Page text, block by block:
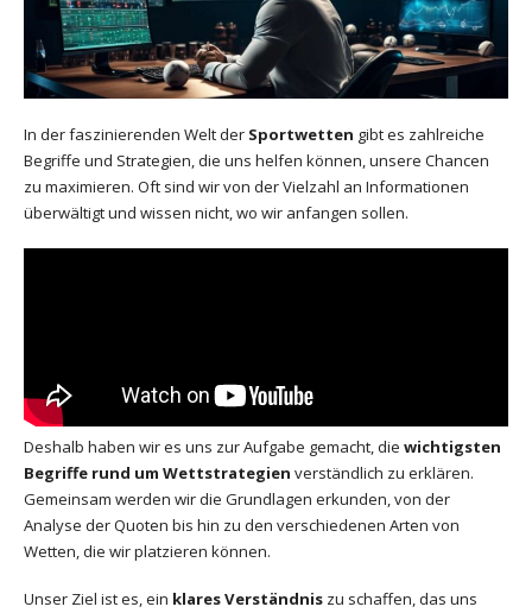
In der faszinierenden Welt der Sportwetten gibt es zahlreiche
Begriffe und Strategien, die uns helfen können, unsere Chancen
zu maximieren. Oft sind wir von der Vielzahl an Informationen
überwältigt und wissen nicht, wo wir anfangen sollen.
Deshalb haben wir es uns zur Aufgabe gemacht, die wichtigsten
Begriffe rund um Wettstrategien verständlich zu erklären.
Gemeinsam werden wir die Grundlagen erkunden, von der
Analyse der Quoten bis hin zu den verschiedenen Arten von
Wetten, die wir platzieren können.
Unser Ziel ist es, ein klares Verständnis zu schaffen, das uns